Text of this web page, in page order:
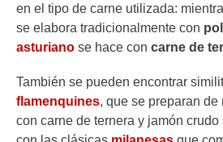
en el tipo de carne utilizada:
se elabora tradicionalmente con
asturiano se hace con carne de
También se pueden encontrar
flamenquines, que se preparan
con carne de ternera y jamón